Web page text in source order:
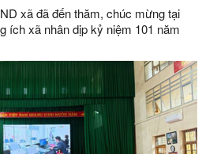
xã đã đến thăm, chúc mừng tại
ích xã nhân dịp kỷ niệm 101 năm